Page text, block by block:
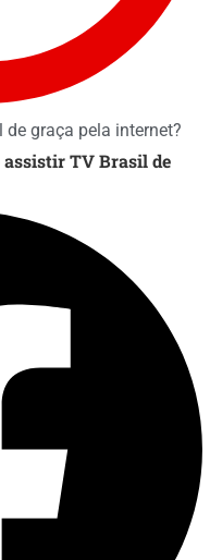
graça pela internet?
assistir TV Brasil de